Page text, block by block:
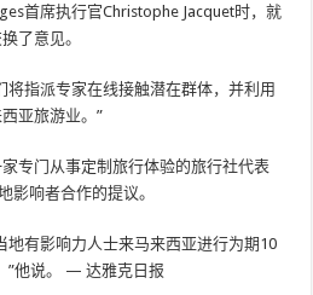
首席执行官Christophe Jacquet时，就
了意见。
将指派专家在线接触潜在群体，并利用
亚旅游业。”
专门从事定制旅行体验的旅行社代表
影响者合作的提议。
地有影响力人士来马来西亚进行为期10
”他说。 — 达雅克日报